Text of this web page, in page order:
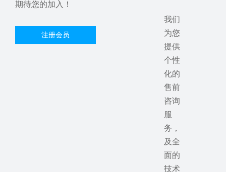
期待您的加入！
注册会员
我们
为您
提供
个性
化的
售前
咨询
服
务，
及全
面的
技术